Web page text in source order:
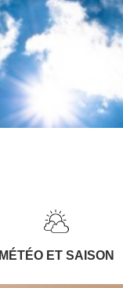
MÉTÉO ET SAISON